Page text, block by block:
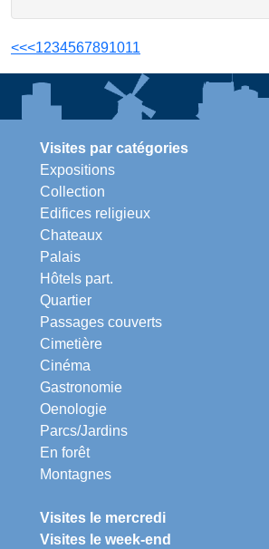
<<<1234567891011
Visites par catégories
Expositions
Collection
Edifices religieux
Chateaux
Palais
Hôtels part.
Quartier
Passages couverts
Cimetière
Cinéma
Gastronomie
Oenologie
Parcs/Jardins
En forêt
Montagnes
Visites le mercredi
Visites le week-end